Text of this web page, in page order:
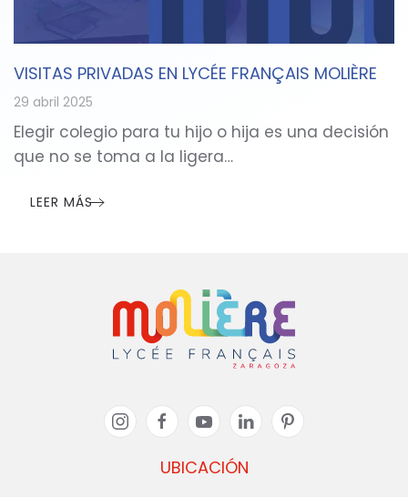
VISITAS PRIVADAS EN LYCÉE FRANÇAIS MOLIÈRE
29 abril 2025
Elegir colegio para tu hijo o hija es una decisión
que no se toma a la ligera…
LEER MÁS
UBICACIÓN